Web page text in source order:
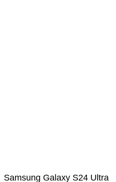
Samsung Galaxy S24 Ultra